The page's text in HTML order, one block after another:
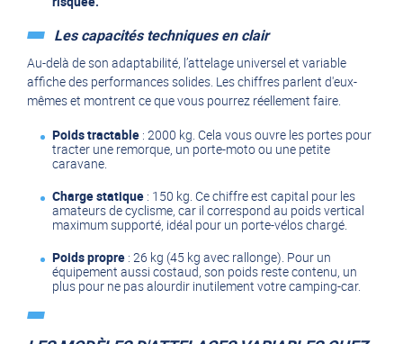
Les capacités techniques en clair
Au-delà de son adaptabilité, l’attelage universel et variable
affiche des performances solides. Les chiffres parlent d'eux-
mêmes et montrent ce que vous pourrez réellement faire.
Poids tractable : 2000 kg. Cela vous ouvre les portes pour
tracter une remorque, un porte-moto ou une petite
caravane.
Charge statique : 150 kg. Ce chiffre est capital pour les
amateurs de cyclisme, car il correspond au poids vertical
maximum supporté, idéal pour un porte-vélos chargé.
Poids propre : 26 kg (45 kg avec rallonge). Pour un
équipement aussi costaud, son poids reste contenu, un
plus pour ne pas alourdir inutilement votre camping-car.